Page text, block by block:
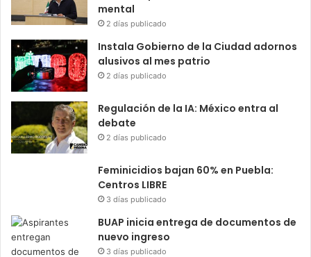
mental
2 días publicado
Instala Gobierno de la Ciudad adornos
alusivos al mes patrio
2 días publicado
Regulación de la IA: México entra al
debate
2 días publicado
Feminicidios bajan 60% en Puebla:
Centros LIBRE
3 días publicado
BUAP inicia entrega de documentos de
nuevo ingreso
3 días publicado